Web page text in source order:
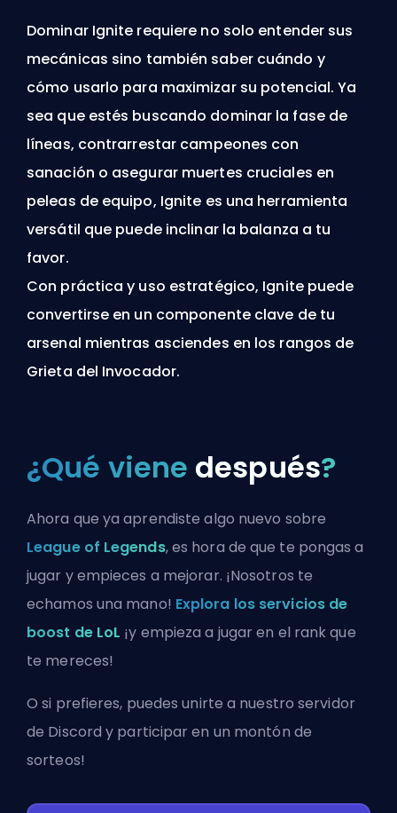
Dominar Ignite requiere no solo entender sus
mecánicas sino también saber cuándo y
cómo usarlo para maximizar su potencial. Ya
sea que estés buscando dominar la fase de
líneas, contrarrestar campeones con
sanación o asegurar muertes cruciales en
peleas de equipo, Ignite es una herramienta
versátil que puede inclinar la balanza a tu
favor.
Con práctica y uso estratégico, Ignite puede
convertirse en un componente clave de tu
arsenal mientras asciendes en los rangos de
Grieta del Invocador.
¿Qué viene después?
Ahora que ya aprendiste algo nuevo sobre
League of Legends, es hora de que te pongas a
jugar y empieces a mejorar. ¡Nosotros te
echamos una mano! Explora los servicios de
boost de LoL ¡y empieza a jugar en el rank que
te mereces!
O si prefieres, puedesunirte a nuestro servidor
de Discord y participar en un montón de
sorteos!